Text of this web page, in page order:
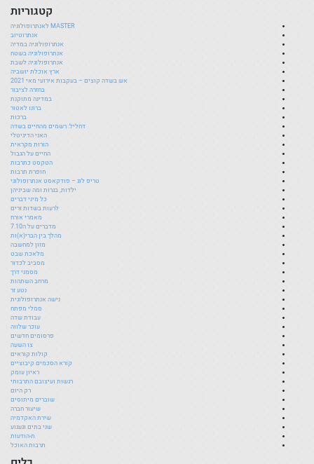
קטגוריות
MASTER לאנתרופולוגיה
אנתרוטיוב
אנתרופולוגיה במדיה
אנתרופולוגיה בשטח
אנתרופולוגיה לשבת
ארץ אוכלת יושביה
אש בשדה קוצים – בעקבות אירועי מאי 2021
בחזרה לציבור
במדינה מתוקנת
ברונו לאטור
ברכות
דחליל: רשמים מהחיים בשדה
האני הדיגיטלי
הורות מקראית
החיים על הגבול
הטקסט כתרבות
חופרת תרבות
טריפ לוג – פודקאסט אנתרופולוגי
ילדות, בגרות ומה שביניהן
כל מיני דברים
לרעות בשדות זרים
מאמרי אורח
מדברים על ה7.10
מהלך בין הברי(א)ות
מזון למחשבה
מלאכת שבט
מסביב לכדור
מסמני דרך
מרחב השתהות
נטע זר
נישה אנתרופולוגית
סמלי מפתח
עבודת שדה
עוכר שלווה
פרסומים חדשים
צו השעה
קולות קוראים
קורא הסכמים קיבוציים
ראיון עומק
רגשות ועיצובם התרבותי
רק היום
שוברים מיתוסים
שיעור חברה
שירת האקדמיה
שני בתים וגעגוע
ת-הודעות
תרבות האוכל